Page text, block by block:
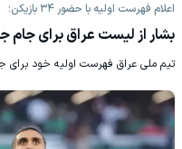
اعلام فهرست اولیه با حضور ۳۴ بازیکن؛
بشار از لیست عراق برای جام
تیم ملی عراق فهرست اولیه خود برای جام جهانی ۲۰۲۶ را با حضور ۳۴